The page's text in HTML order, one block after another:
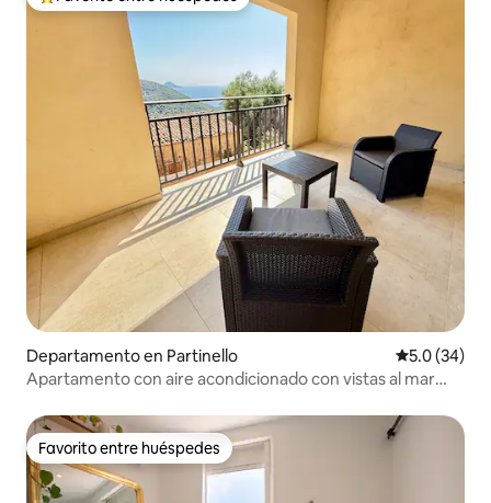
De los mejores en Favorito entre huéspedes
Departamento en Partinello Calificación
5.0 (34)
Apartamento con aire acondicionado con vistas al mar
Favorito entre huéspedes
Favorito entre huéspedes